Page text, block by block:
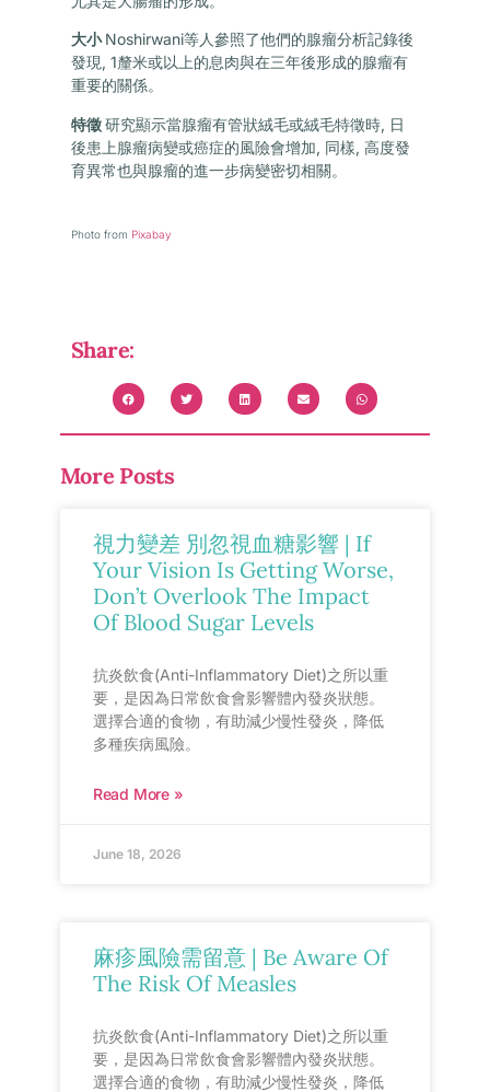
大小Noshirwani等人參照了他們的腺瘤分析記錄後
發現, 1釐米或以上的息肉與在三年後形成的腺瘤有
重要的關係。
特徵研究顯示當腺瘤有管狀絨毛或絨毛特徵時, 日
後患上腺瘤病變或癌症的風險會增加, 同樣, 高度發
育異常也與腺瘤的進一步病變密切相關。
Photo from Pixabay
Share:
More Posts
視力變差 別忽視血糖影響 | If
Your Vision Is Getting Worse,
Don’t Overlook The Impact
Of Blood Sugar Levels
抗炎飲食(Anti-Inflammatory Diet)之所以重
要，是因為日常飲食會影響體內發炎狀態。
選擇合適的食物，有助減少慢性發炎，降低
多種疾病風險。
Read More »
June 18, 2026
麻疹風險需留意 | Be Aware Of
The Risk Of Measles
抗炎飲食(Anti-Inflammatory Diet)之所以重
要，是因為日常飲食會影響體內發炎狀態。
選擇合適的食物，有助減少慢性發炎，降低